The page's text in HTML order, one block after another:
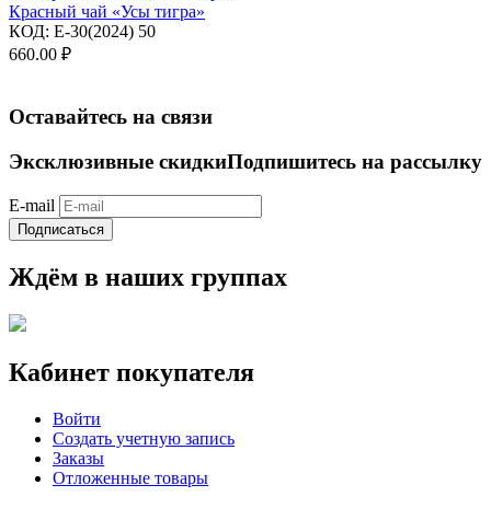
Красный чай «Усы тигра»
КОД: E-30(2024) 50
660.00 ₽
Оставайтесь на связи
Эксклюзивные скидкиПодпишитесь на рассылку
E-mail
Подписаться
Ждём в наших группах
Кабинет покупателя
Войти
Создать учетную запись
Заказы
Отложенные товары